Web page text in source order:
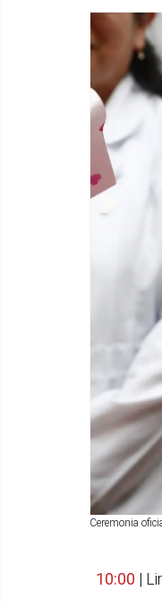
Ceremonia
10:00 |